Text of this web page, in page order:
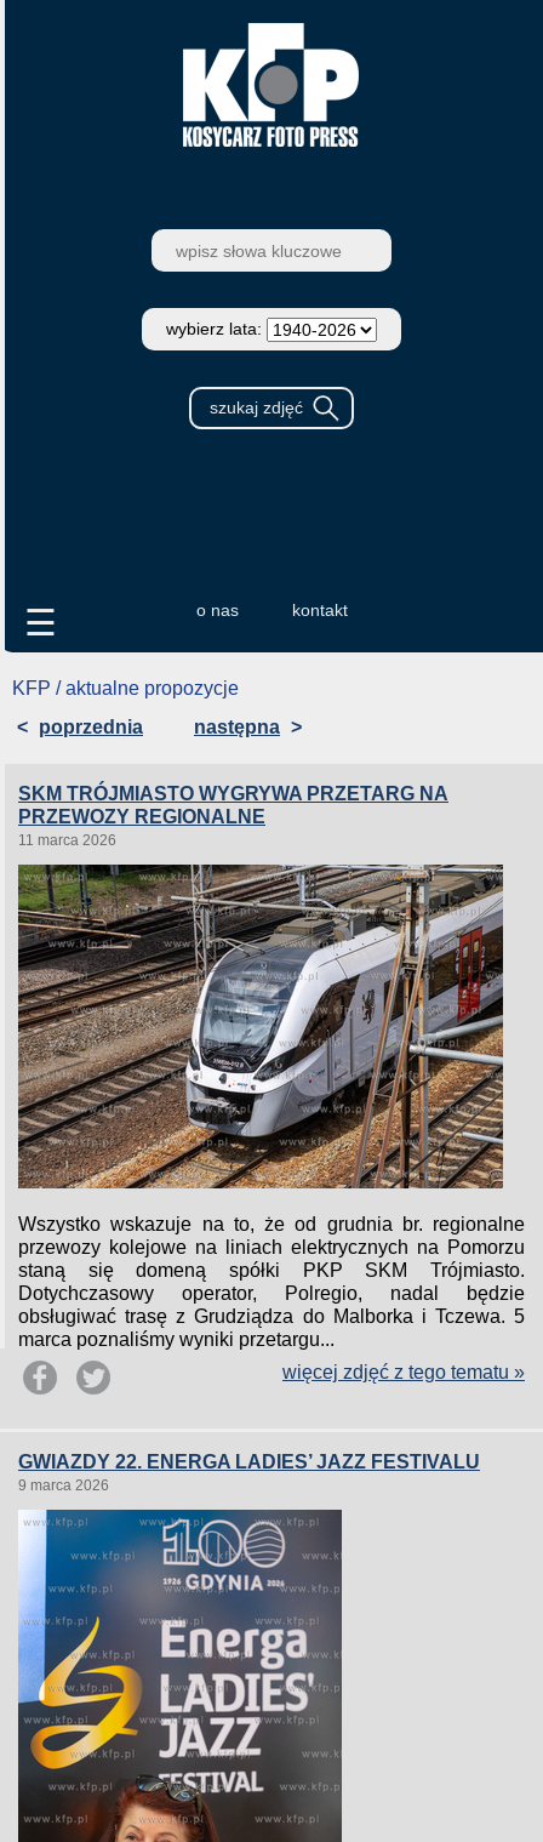
wybierz lata:
o nas kontakt
☰
KFP / aktualne propozycje
< poprzednia następna >
SKM TRÓJMIASTO WYGRYWA PRZETARG NA
PRZEWOZY REGIONALNE
11 marca 2026
Wszystko wskazuje na to, że od grudnia br. regionalne
przewozy kolejowe na liniach elektrycznych na Pomorzu
staną się domeną spółki PKP SKM Trójmiasto.
Dotychczasowy operator, Polregio, nadal będzie
obsługiwać trasę z Grudziądza do Malborka i Tczewa. 5
marca poznaliśmy wyniki przetargu...
więcej zdjęć z tego tematu »
GWIAZDY 22. ENERGA LADIES’ JAZZ FESTIVALU
9 marca 2026